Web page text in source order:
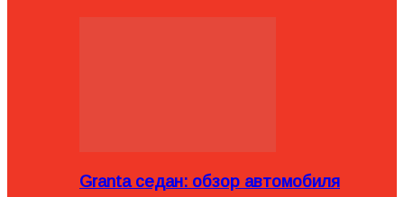
Granta седан: обзор автомобиля